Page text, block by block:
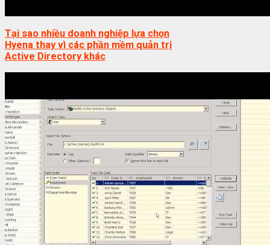
Tại sao nhiều doanh nghiệp lựa chọn
Hyena thay vì các phần mềm quản trị
Active Directory khác